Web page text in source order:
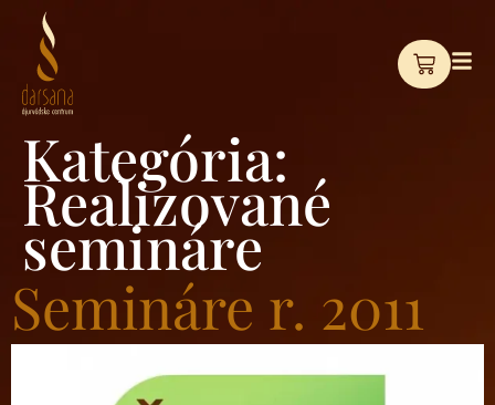
Kategória:
Realizované
semináre
Semináre r. 2011